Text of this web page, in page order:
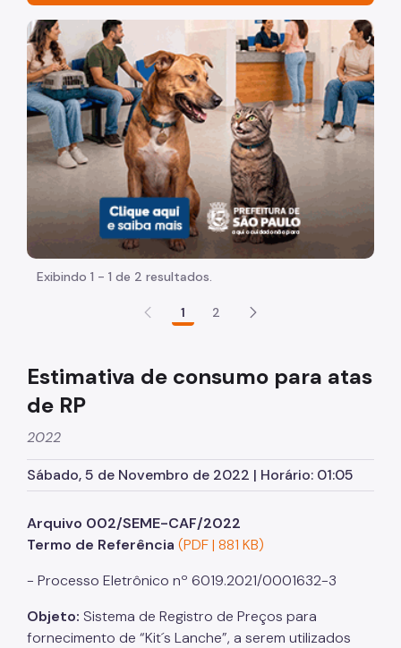
Contratos
Chamamentos
Parcerias
Despachos Autorizatórios
Portarias
Atas de RP
Tabela Referencial
Imagem de um cachorro caramelo e uma gata rajada,
Exibindo 1 - 1 de 2 resultados.
1 2
Estimativa de consumo para atas
de RP
2022
Sábado, 5 de Novembro de 2022 | Horário: 01:05
Arquivo 002/SEME-CAF/2022
Termo de Referência (PDF | 881 KB)
- Processo Eletrônico nº 6019.2021/0001632-3
Objeto: Sistema de Registro de Preços para
fornecimento de “Kit´s Lanche”, a serem utilizados